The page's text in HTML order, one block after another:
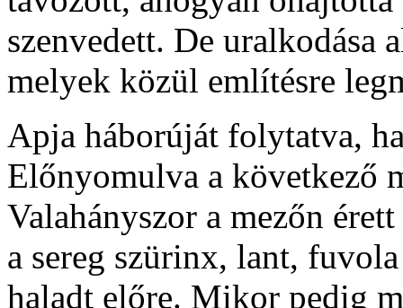
szenvedett. De uralkodása
melyek közül említésre
Apja háborúját folytatva,
Előnyomulva a következő
Valahányszor a mezőn
a sereg szürinx, lant,
haladt előre. Mikor pedig